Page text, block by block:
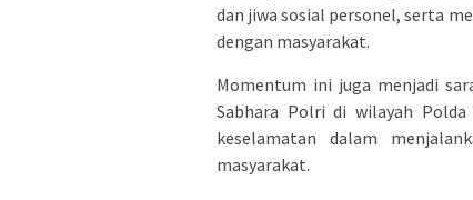
dan jiwa sosial personel, serta
dengan masyarakat.
Momentum ini juga menjadi
Sabhara Polri di wilayah
keselamatan dalam
masyarakat.